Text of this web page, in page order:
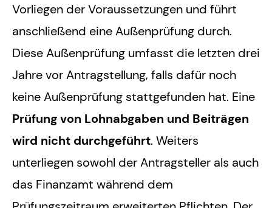
Vorliegen der Voraussetzungen und führt
anschließend eine Außenprüfung durch.
Diese Außenprüfung umfasst die letzten drei
Jahre vor Antragstellung, falls dafür noch
keine Außenprüfung stattgefunden hat. Eine
Prüfung von Lohnabgaben und Beiträgen
wird nicht durchgeführt. Weiters
unterliegen sowohl der Antragsteller als auch
das Finanzamt während dem